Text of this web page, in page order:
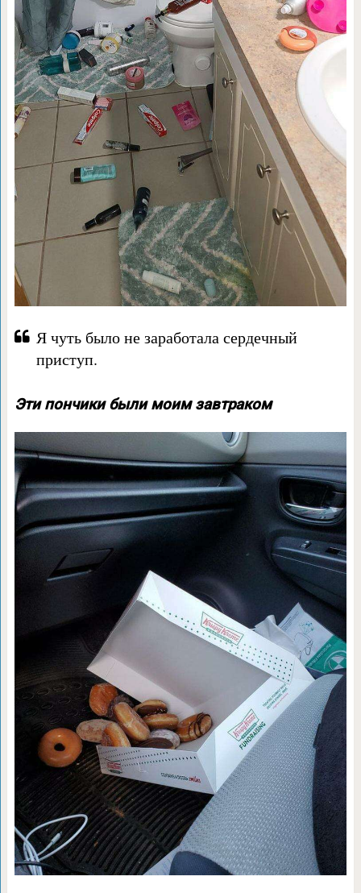
Я чуть было не заработала сердечный
приступ.
Эти пончики были моим завтраком